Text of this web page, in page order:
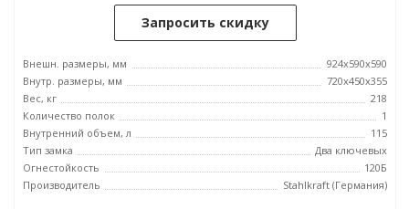
Запросить скидку
Внешн. размеры, мм
924x590x590
Внутр. размеры, мм
720x450x355
Вес, кг
218
Количество полок
1
Внутренний объем, л
115
Тип замка
Два ключевых
Огнестойкость
120Б
Производитель
Stahlkraft (Германия)